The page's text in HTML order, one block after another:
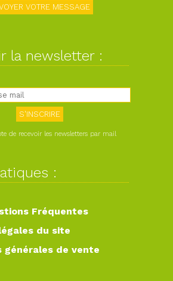
la newsletter :
de recevoir les newsletters par mail
:
Fréquentes
du site
générales de vente